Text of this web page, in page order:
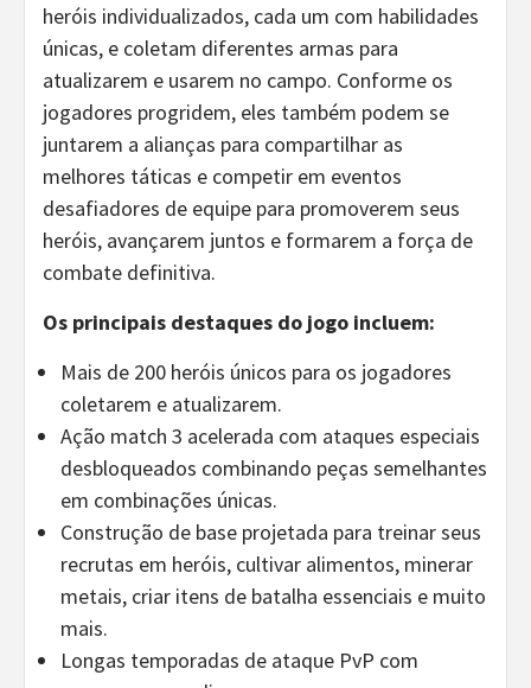
heróis individualizados, cada um com habilidades
únicas, e coletam diferentes armas para
atualizarem e usarem no campo. Conforme os
jogadores progridem, eles também podem se
juntarem a alianças para compartilhar as
melhores táticas e competir em eventos
desafiadores de equipe para promoverem seus
heróis, avançarem juntos e formarem a força de
combate definitiva.
Os principais destaques do jogo incluem:
Mais de 200 heróis únicos para os jogadores
coletarem e atualizarem.
Ação match 3 acelerada com ataques especiais
desbloqueados combinando peças semelhantes
em combinações únicas.
Construção de base projetada para treinar seus
recrutas em heróis, cultivar alimentos, minerar
metais, criar itens de batalha essenciais e muito
mais.
Longas temporadas de ataque PvP com